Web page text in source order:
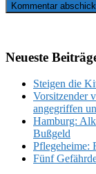
Neueste
Steigen die
Vorsitzender
angegriffen
Hamburg:
Bußgeld
Pflegeheime:
Fünf